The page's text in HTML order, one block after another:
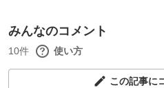
みんなのコメント
10件 使い方
この記事に